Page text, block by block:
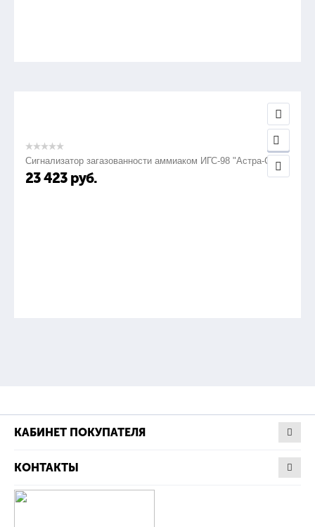
Сигнализатор загазованности аммиаком ИГС-98 "Астра-СВ"
23 423 руб.
КАБИНЕТ ПОКУПАТЕЛЯ
КОНТАКТЫ